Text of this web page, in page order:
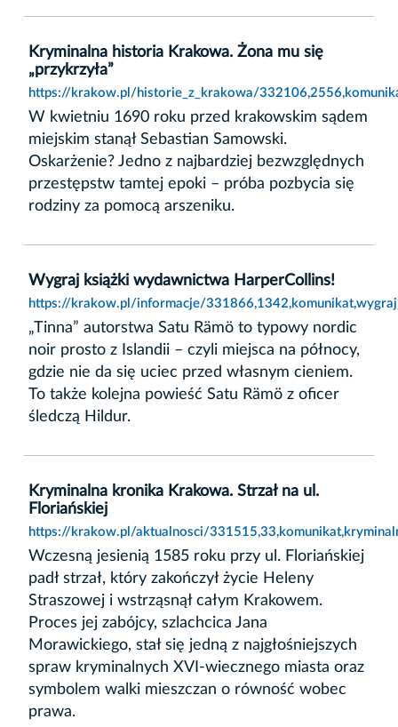
Kryminalna historia Krakowa. Żona mu się
„przykrzyła”
https://krakow.pl/historie_z_krakowa/
W kwietniu 1690 roku przed krakowskim sądem
miejskim stanął Sebastian Samowski.
Oskarżenie? Jedno z najbardziej bezwzględnych
przestępstw tamtej epoki – próba pozbycia się
rodziny za pomocą arszeniku.
Wygraj książki wydawnictwa HarperCollins!
https://krakow.pl/informacje/
„Tinna” autorstwa Satu Rämö to typowy nordic
noir prosto z Islandii – czyli miejsca na północy,
gdzie nie da się uciec przed własnym cieniem.
To także kolejna powieść Satu Rämö z oficer
śledczą Hildur.
Kryminalna kronika Krakowa. Strzał na ul.
Floriańskiej
https://krakow.pl/aktualnosci/
Wczesną jesienią 1585 roku przy ul. Floriańskiej
padł strzał, który zakończył życie Heleny
Straszowej i wstrząsnął całym Krakowem.
Proces jej zabójcy, szlachcica Jana
Morawickiego, stał się jedną z najgłośniejszych
spraw kryminalnych XVI-wiecznego miasta oraz
symbolem walki mieszczan o równość wobec
prawa.